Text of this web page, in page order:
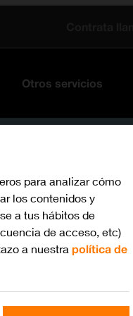
Otros servicios
para analizar cómo
los contenidos y
a tus hábitos de
de acceso, etc)
a nuestra política de